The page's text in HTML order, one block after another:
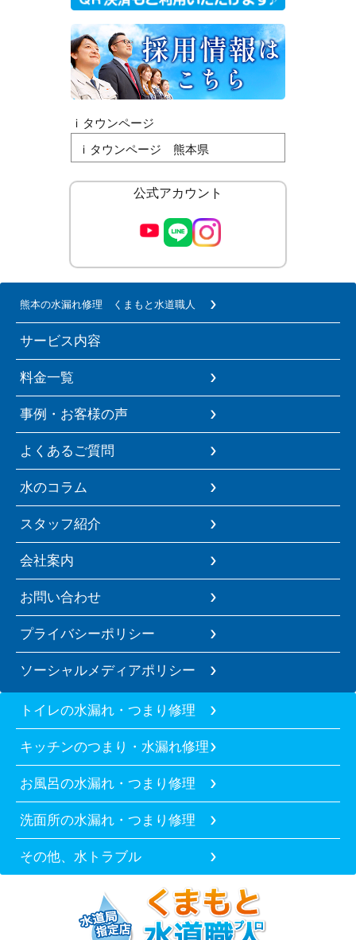
ｉタウンページ
ｉタウンページ 熊本県
公式アカウント
熊本の水漏れ修理 くまもと水道職人
サービス内容
料金一覧
事例・お客様の声
よくあるご質問
水のコラム
スタッフ紹介
会社案内
お問い合わせ
プライバシーポリシー
ソーシャルメディアポリシー
トイレの水漏れ・つまり修理
キッチンのつまり・水漏れ修理
お風呂の水漏れ・つまり修理
洗面所の水漏れ・つまり修理
その他、水トラブル